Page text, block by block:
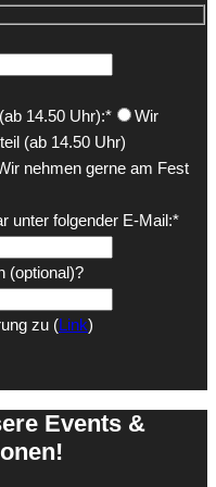
14.50 Uhr):*
Wir
(ab 14.50 Uhr)
nehmen gerne am Fest
unter folgender E-Mail:*
(optional)?
zu (Link)
Events &